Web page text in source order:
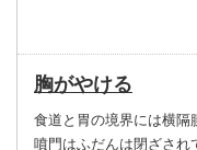
胸がやける
食道と胃の境界には横隔
噴門はふだんは閉ざされ